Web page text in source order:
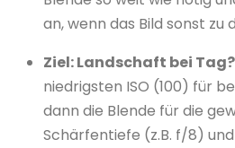
an, wenn das Bild sonst zu
Ziel: Landschaft bei Tag?
niedrigsten ISO (100) für
dann die Blende für die
Schärfentiefe (z.B. f/8)